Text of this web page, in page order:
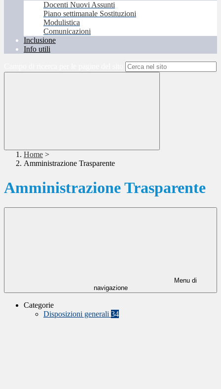
Docenti Nuovi Assunti
Piano settimanale Sostituzioni
Modulistica
Comunicazioni
Inclusione
Info utili
Home >
Amministrazione Trasparente
Amministrazione Trasparente
Menu di
navigazione
Categorie
Disposizioni generali 34